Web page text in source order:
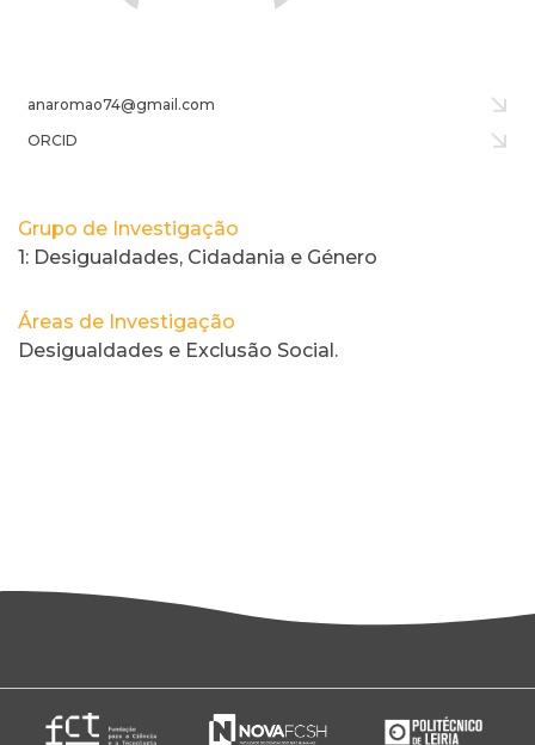
Grupo de Investigação
1: Desigualdades, Cidadania e Género
Áreas de Investigação
Desigualdades e Exclusão Social.
anaromao74@gmail.com
ORCID